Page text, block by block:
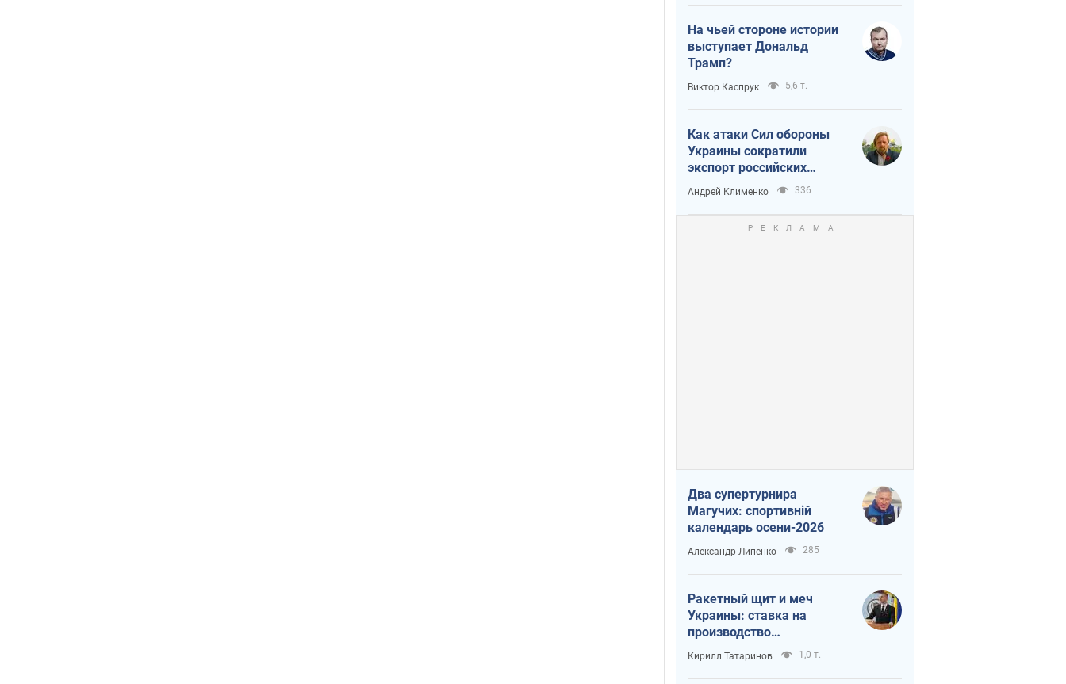
На чьей стороне истории
выступает Дональд
Трамп?
Виктор Каспрук 5,6 т.
Как атаки Сил обороны
Украины сократили
экспорт российских
нефтепродуктов
Андрей Клименко 336
Два супертурнира
Магучих: спортивній
календарь осени-2026
Александр Липенко 285
Ракетный щит и меч
Украины: ставка на
производство
собственных ракет
Кирилл Татаринов 1,0 т.